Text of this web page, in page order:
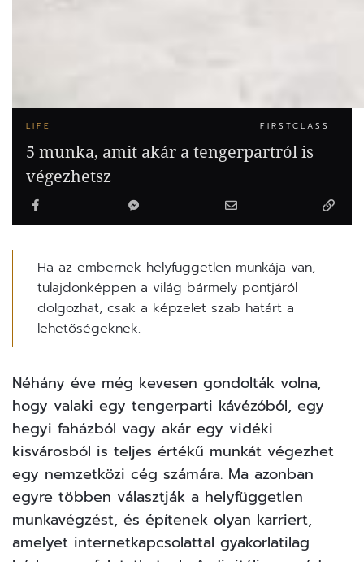
LIFE FIRSTCLASS
5 munka, amit akár a tengerpartról is
végezhetsz
Ha az embernek helyfüggetlen munkája van,
tulajdonképpen a világ bármely pontjáról
dolgozhat, csak a képzelet szab határt a
lehetőségeknek.
Néhány éve még kevesen gondolták volna,
hogy valaki egy tengerparti kávézóból, egy
hegyi faházból vagy akár egy vidéki
kisvárosból is teljes értékű munkát végezhet
egy nemzetközi cég számára. Ma azonban
egyre többen választják a helyfüggetlen
munkavégzést, és építenek olyan karriert,
amelyet internetkapcsolattal gyakorlatilag